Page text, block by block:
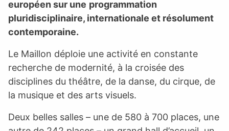
européen sur une programmation
pluridisciplinaire, internationale et résolument
contemporaine.
Le Maillon déploie une activité en constante
recherche de modernité, à la croisée des
disciplines du théâtre, de la danse, du cirque, de
la musique et des arts visuels.
Deux belles salles – une de 580 à 700 places, une